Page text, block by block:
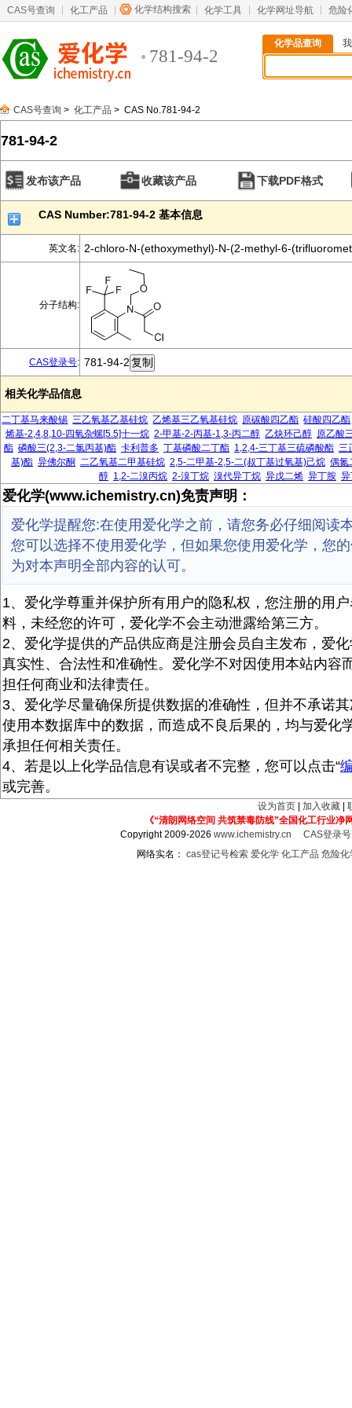
CAS号查询 化工产品 化学结构搜索 化学工具 化学网址导航 危险
781-94-2
化学品查询
CAS号查询 > 化工产品 > CAS No.781-94-2
781-94-2
发布该产品 收藏该产品 下载PDF格式
CAS Number:781-94-2 基本信息
英文名: 2-chloro-N-(ethoxymethyl)-N-(2-methyl-6-
分子结构:
CAS登录号: 781-94-2
相关化学品信息
二丁基马来酸锡 三乙氧基乙基硅烷 乙烯基三乙氧基硅烷 原碳酸四乙酯 硅酸四乙酯
烯基-2,4,8,10-四氧杂螺[5.5]十一烷 2-甲基-2-丙基-1,3-丙二醇 乙炔环己醇 原乙酸
酯 磷酸三(2,3-二氯丙基)酯 卡利普多 丁基磷酸二丁酯 1,2,4-三丁基三硫磷酸酯 三
基)酯 异佛尔酮 二乙氧基二甲基硅烷 2,5-二甲基-2,5-二(叔丁基过氧基)己烷 偶氮
醇 1,2-二溴丙烷 2-溴丁烷 溴代异丁烷 异戊二烯 异丁胺
爱化学(www.ichemistry.cn)免责声明：
爱化学提醒您:在使用爱化学之前，请您务必仔细阅读
您可以选择不使用爱化学，但如果您使用爱化学，您
为对本声明全部内容的认可。
1、爱化学尊重并保护所有用户的隐私权，您注册的用
料，未经您的许可，爱化学不会主动泄露给第三方。
2、爱化学提供的产品供应商是注册会员自主发布，爱
真实性、合法性和准确性。爱化学不对因使用本站内容
担任何商业和法律责任。
3、爱化学尽量确保所提供数据的准确性，但并不承诺
使用本数据库中的数据，而造成不良后果的，均与爱化
承担任何相关责任。
4、若是以上化学品信息有误或者不完整，您可以点击“
或完善。
设为首页 加入收藏
《“清朗网络空间 共筑禁毒防线”全国化工行业净
Copyright 2009-2026www.ichemistry.cn
CAS登录
网络实名： cas登记号检索 爱化学 化工产品 危险化